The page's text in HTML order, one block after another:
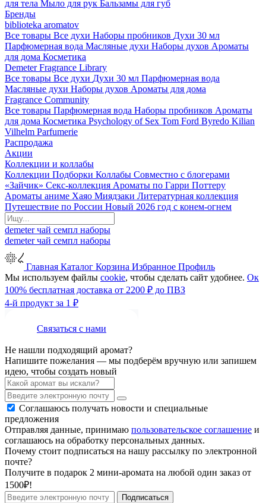
для тела Мыло для рук Бальзамы для губ
Бренды
biblioteka aromatov
Все товары Все духи Наборы пробников Духи 30 мл
Парфюмерная вода Масляные духи Наборы духов Ароматы
для дома Косметика
Demeter Fragrance Library
Все товары Все духи Духи 30 мл Парфюмерная вода
Масляные духи Наборы духов Ароматы для дома
Fragrance Community
Все товары Парфюмерная вода Наборы пробников Ароматы
для дома Косметика Psychology of Sex Tom Ford Byredo Kilian
Vilhelm Parfumerie
Распродажа
Акции
Коллекции и коллабы
Коллекции Подборки Коллабы Совместно с блогерами
«Зайчик» Секс-коллекция Ароматы по Гарри Поттеру
Ароматы аниме Хаяо Миядзаки Литературная коллекция
Путешествие по России Новый 2026 год с конем-огнем
demeterчай семпл наборы
demeterчай семпл наборы
Главная Каталог Корзина Избранное Профиль
Мы используем файлы cookie, чтобы сделать сайт удобнее. Ок
100% бесплатная доставка от 2200 ₽ до ПВЗ
4-й продукт за 1 ₽
Связаться с нами
Не нашли подходящий аромат?
Напишите пожелания — мы подберём вручную или запишем
идею, чтобы создать новый
Соглашаюсь получать новости и специальные
предложения
Отправляя данные, принимаю пользовательское соглашение и
соглашаюсь на обработку персональных данных.
Почему стоит подписаться на нашу рассылку по электронной
почте?
Получите в подарок 2 мини-аромата на любой один заказ от
1500₽!
Подписаться